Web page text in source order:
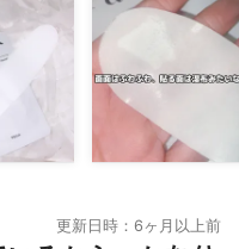
更新日時：6ヶ月以上前